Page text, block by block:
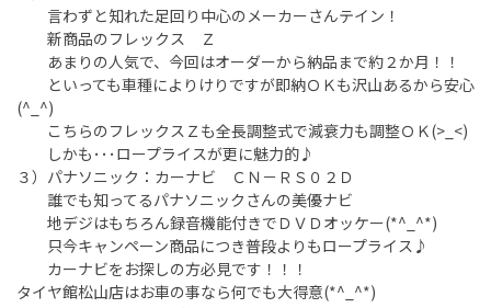
言わずと知れた足回り中心のメーカーさんテイン！
新商品のフレックス Ｚ
あまりの人気で、今回はオーダーから納品まで約２か月！！
といっても車種によりけりですが即納ＯＫも沢山あるから安心
(^_^)
こちらのフレックスＺも全長調整式で減衰力も調整ＯＫ(>_<)
しかも･･･ロープライスが更に魅力的♪
３）パナソニック：カーナビ ＣＮ－ＲＳ０２Ｄ
誰でも知ってるパナソニックさんの美優ナビ
地デジはもちろん録音機能付きでＤＶＤオッケー(*^_^*)
只今キャンペーン商品につき普段よりもロープライス♪
カーナビをお探しの方必見です！！！
タイヤ館松山店はお車の事なら何でも大得意(*^_^*)